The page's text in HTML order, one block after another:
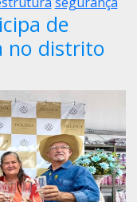
de
no distrito